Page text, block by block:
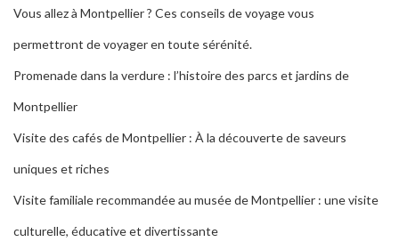
Vous allez à Montpellier ? Ces conseils de voyage vous
permettront de voyager en toute sérénité.
Promenade dans la verdure : l’histoire des parcs et jardins de
Montpellier
Visite des cafés de Montpellier : À la découverte de saveurs
uniques et riches
Visite familiale recommandée au musée de Montpellier : une visite
culturelle, éducative et divertissante